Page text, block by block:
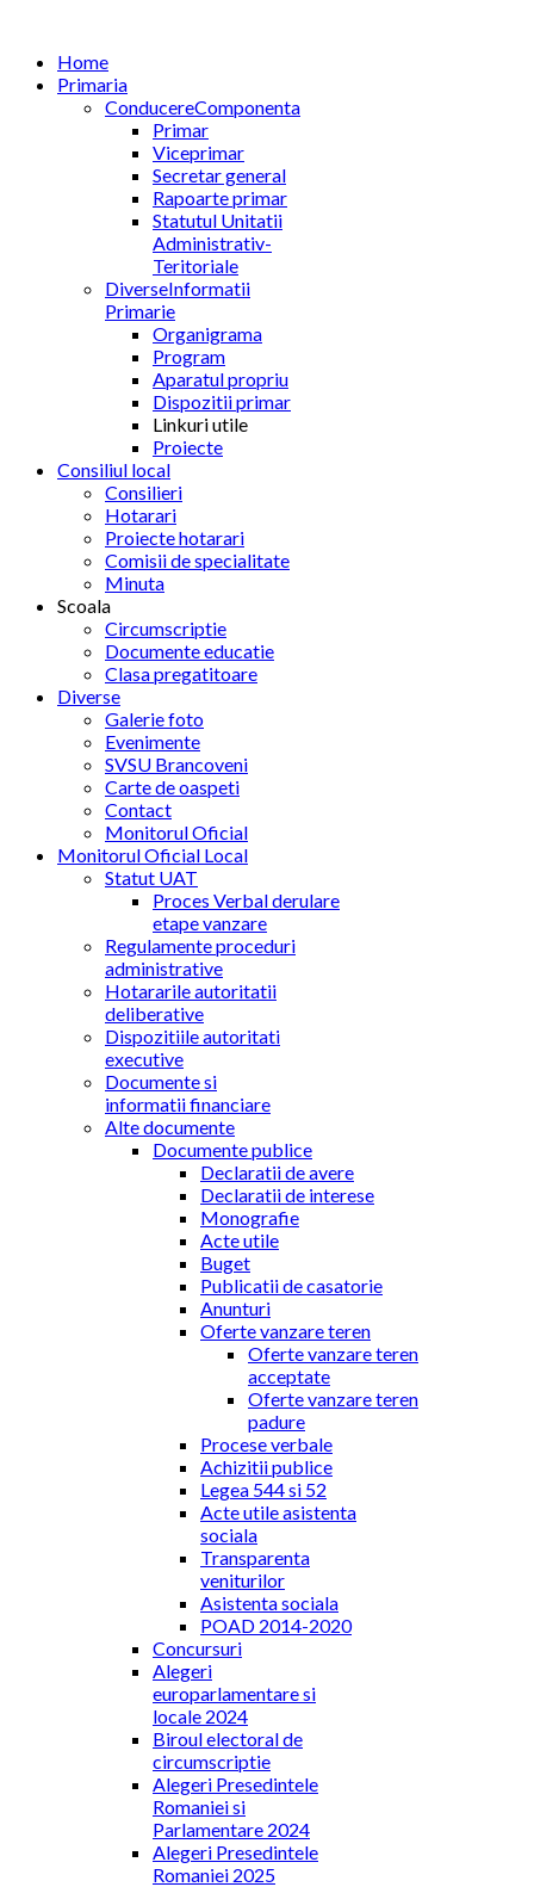
Home
Primaria
ConducereComponenta
Primar
Viceprimar
Secretar general
Rapoarte primar
Statutul Unitatii
Administrativ-
Teritoriale
DiverseInformatii
Primarie
Organigrama
Program
Aparatul propriu
Dispozitii primar
Linkuri utile
Proiecte
Consiliul local
Consilieri
Hotarari
Proiecte hotarari
Comisii de specialitate
Minuta
Scoala
Circumscriptie
Documente educatie
Clasa pregatitoare
Diverse
Galerie foto
Evenimente
SVSU Brancoveni
Carte de oaspeti
Contact
Monitorul Oficial
Monitorul Oficial Local
Statut UAT
Proces Verbal derulare
etape vanzare
Regulamente proceduri
administrative
Hotararile autoritatii
deliberative
Dispozitiile autoritati
executive
Documente si
informatii financiare
Alte documente
Documente publice
Declaratii de avere
Declaratii de interese
Monografie
Acte utile
Buget
Publicatii de casatorie
Anunturi
Oferte vanzare teren
Oferte vanzare teren
acceptate
Oferte vanzare teren
padure
Procese verbale
Achizitii publice
Legea 544 si 52
Acte utile asistenta
sociala
Transparenta
veniturilor
Asistenta sociala
POAD 2014-2020
Concursuri
Alegeri
europarlamentare si
locale 2024
Biroul electoral de
circumscriptie
Alegeri Presedintele
Romaniei si
Parlamentare 2024
Alegeri Presedintele
Romaniei 2025